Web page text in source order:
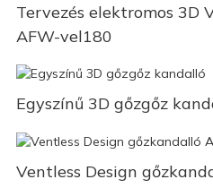
Tervezés elektromos 3D
AFW-vel180
Egyszínű 3D gőzgőz
Ventless Design